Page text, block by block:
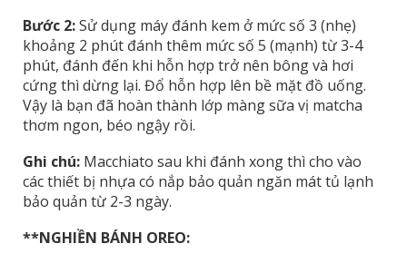
Bước 2:Sử dụng máy đánh kem ở mức số 3 (nhẹ)
khoảng 2 phút đánh thêm mức số 5 (mạnh) từ 3-4
phút, đánh đến khi hỗn hợp trở nên bông và hơi
cứng thì dừng lại. Đổ hỗn hợp lên bề mặt đồ uống.
Vậy là bạn đã hoàn thành lớp màng sữa vị matcha
thơm ngon, béo ngậy rồi.
Ghi chú: Macchiato sau khi đánh xong thì cho vào
các thiết bị nhựa có nắp bảo quản ngăn mát tủ lạnh
bảo quản từ 2-3 ngày.
**NGHIỀN BÁNH OREO: